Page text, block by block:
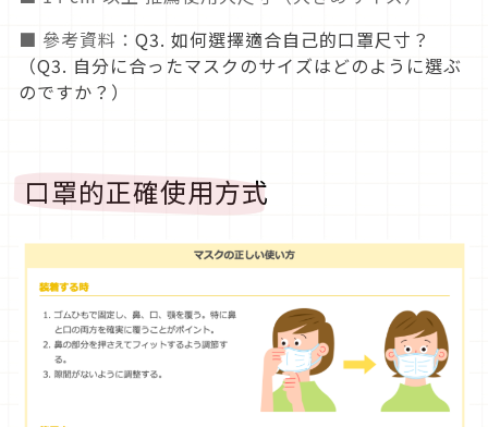
■ 參考資料： Q3. 如何選擇適合自己的口罩尺寸？
（Q3. 自分に合ったマスクのサイズはどのように選ぶ
のですか？）
口罩的正確使用方式